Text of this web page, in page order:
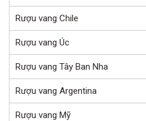
Rượu vang Chile
Rượu vang Úc
Rượu vang Tây Ban Nha
Rượu vang Argentina
Rượu vang Mỹ